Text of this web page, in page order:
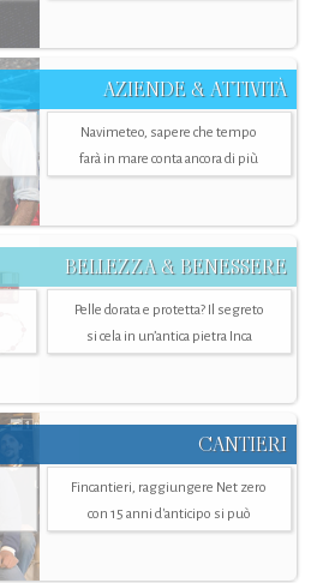
AZIENDE & ATTIVITÀ
Navimeteo, sapere che tempo
farà in mare conta ancora di più
BELLEZZA & BENESSERE
Pelle dorata e protetta? Il segreto
si cela in un’antica pietra Inca
CANTIERI
Fincantieri, raggiungere Net zero
con 15 anni d'anticipo si può